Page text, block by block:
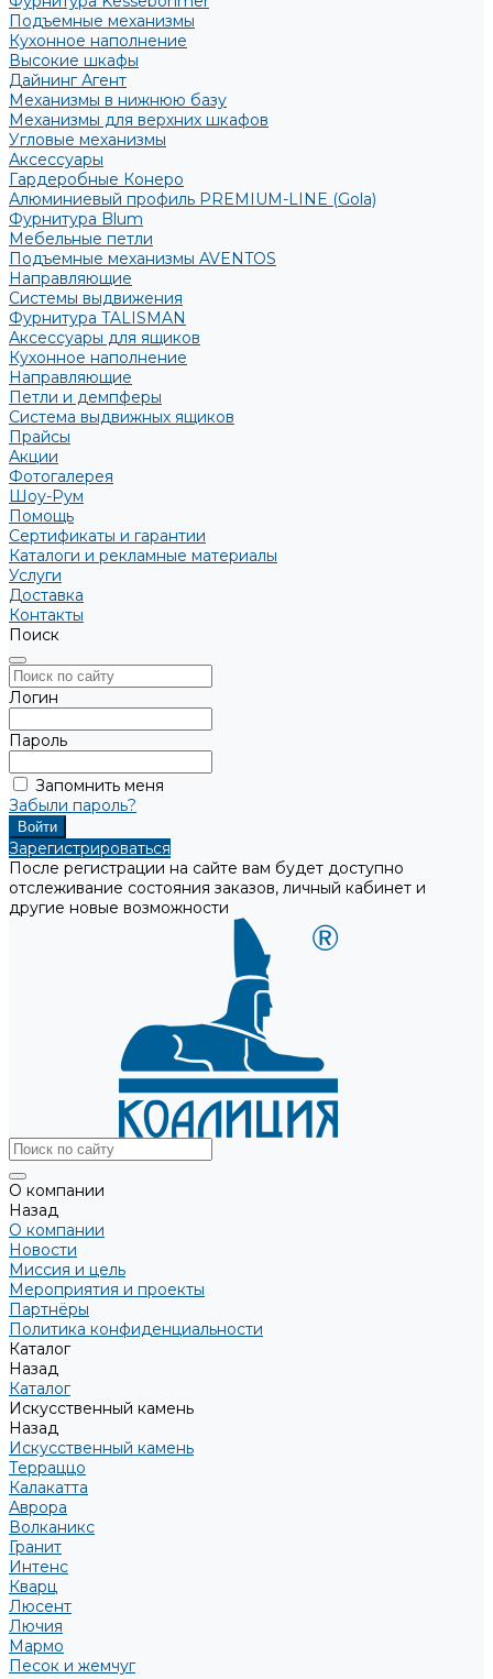
Подъемные механизмы
Кухонное наполнение
Высокие шкафы
Дайнинг Агент
Механизмы в нижнюю базу
Механизмы для верхних шкафов
Угловые механизмы
Аксессуары
Гардеробные Конеро
Алюминиевый профиль PREMIUM-LINE (Gola)
Фурнитура Blum
Мебельные петли
Подъемные механизмы AVENTOS
Направляющие
Системы выдвижения
Фурнитура TALISMAN
Аксессуары для ящиков
Кухонное наполнение
Направляющие
Петли и демпферы
Система выдвижных ящиков
Прайсы
Акции
Фотогалерея
Шоу-Рум
Помощь
Сертификаты и гарантии
Каталоги и рекламные материалы
Услуги
Доставка
Контакты
Поиск
Логин
Пароль
Запомнить меня
Забыли пароль?
Зарегистрироваться
После регистрации на сайте вам будет доступно
отслеживание состояния заказов, личный кабинет и
другие новые возможности
О компании
Назад
О компании
Новости
Миссия и цель
Мероприятия и проекты
Партнёры
Политика конфиденциальности
Каталог
Назад
Каталог
Искусственный камень
Назад
Искусственный камень
Терраццо
Калакатта
Аврора
Волканикс
Гранит
Интенс
Кварц
Люсент
Лючия
Мармо
Песок и жемчуг